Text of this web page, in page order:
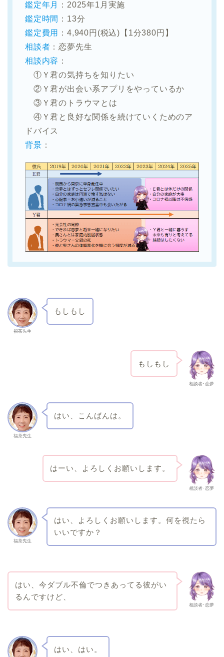
鑑定年月
：2025年1月実施
鑑定時間 ：13分
鑑定費用
：4,940円(税込)【1分380円】
相談者 ：恋夢先生
相談内容 ：
①Ｙ君の気持ちを知りたい
②Ｙ君が出会い系アプリをやっているか
③Ｙ君のトラウマとは
④Ｙ君と良好な関係を続けていくためのア
ドバイス
背景 ：
福茶先生
もしもし
相談者･恋夢
もしもし
福茶先生
はい、こんばんは。
相談者･恋夢
はーい、よろしくお願いします。
福茶先生
はい、よろしくお願いします。何を視たら
いいですか？
相談者･恋夢
はい、今ダブル不倫でつきあってる彼がい
るんですけど、
はい、はい。